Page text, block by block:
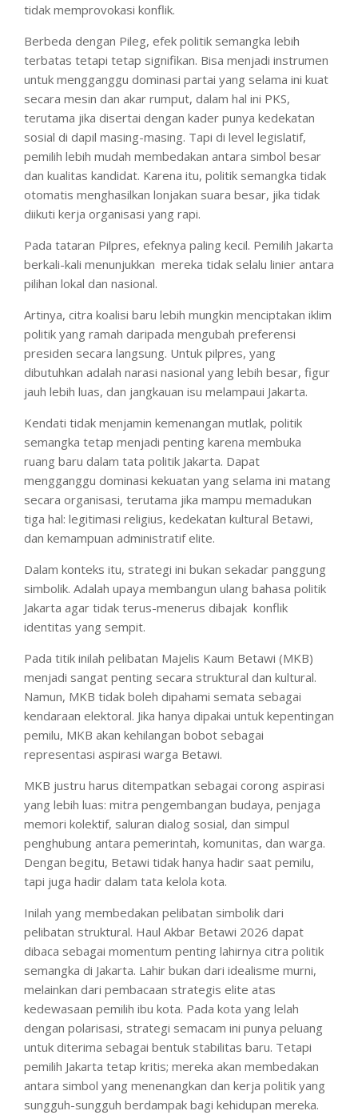
tidak memprovokasi konflik.
Berbeda dengan Pileg, efek politik semangka lebih
terbatas tetapi tetap signifikan. Bisa menjadi instrumen
untuk mengganggu dominasi partai yang selama ini kuat
secara mesin dan akar rumput, dalam hal ini PKS,
terutama jika disertai dengan kader punya kedekatan
sosial di dapil masing-masing. Tapi di level legislatif,
pemilih lebih mudah membedakan antara simbol besar
dan kualitas kandidat. Karena itu, politik semangka tidak
otomatis menghasilkan lonjakan suara besar, jika tidak
diikuti kerja organisasi yang rapi.
Pada tataran Pilpres, efeknya paling kecil. Pemilih Jakarta
berkali-kali menunjukkan mereka tidak selalu linier antara
pilihan lokal dan nasional.
Artinya, citra koalisi baru lebih mungkin menciptakan iklim
politik yang ramah daripada mengubah preferensi
presiden secara langsung. Untuk pilpres, yang
dibutuhkan adalah narasi nasional yang lebih besar, figur
jauh lebih luas, dan jangkauan isu melampaui Jakarta.
Kendati tidak menjamin kemenangan mutlak, politik
semangka tetap menjadi penting karena membuka
ruang baru dalam tata politik Jakarta. Dapat
mengganggu dominasi kekuatan yang selama ini matang
secara organisasi, terutama jika mampu memadukan
tiga hal: legitimasi religius, kedekatan kultural Betawi,
dan kemampuan administratif elite.
Dalam konteks itu, strategi ini bukan sekadar panggung
simbolik. Adalah upaya membangun ulang bahasa politik
Jakarta agar tidak terus-menerus dibajak konflik
identitas yang sempit.
Pada titik inilah pelibatan Majelis Kaum Betawi (MKB)
menjadi sangat penting secara struktural dan kultural.
Namun, MKB tidak boleh dipahami semata sebagai
kendaraan elektoral. Jika hanya dipakai untuk kepentingan
pemilu, MKB akan kehilangan bobot sebagai
representasi aspirasi warga Betawi.
MKB justru harus ditempatkan sebagai corong aspirasi
yang lebih luas: mitra pengembangan budaya, penjaga
memori kolektif, saluran dialog sosial, dan simpul
penghubung antara pemerintah, komunitas, dan warga.
Dengan begitu, Betawi tidak hanya hadir saat pemilu,
tapi juga hadir dalam tata kelola kota.
Inilah yang membedakan pelibatan simbolik dari
pelibatan struktural. Haul Akbar Betawi 2026 dapat
dibaca sebagai momentum penting lahirnya citra politik
semangka di Jakarta. Lahir bukan dari idealisme murni,
melainkan dari pembacaan strategis elite atas
kedewasaan pemilih ibu kota. Pada kota yang lelah
dengan polarisasi, strategi semacam ini punya peluang
untuk diterima sebagai bentuk stabilitas baru. Tetapi
pemilih Jakarta tetap kritis; mereka akan membedakan
antara simbol yang menenangkan dan kerja politik yang
sungguh-sungguh berdampak bagi kehidupan mereka.